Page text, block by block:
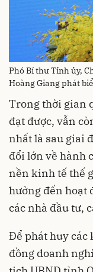
Phó Bí thư Tỉnh ủy,
Hoàng Giang phát
Trong thời gian
đạt được, vẫn
nhất là sau giai
đổi lớn về hành
nền kinh tế thế
hưởng đến hoạt
các nhà đầu tư,
Để phát huy các
đồng doanh